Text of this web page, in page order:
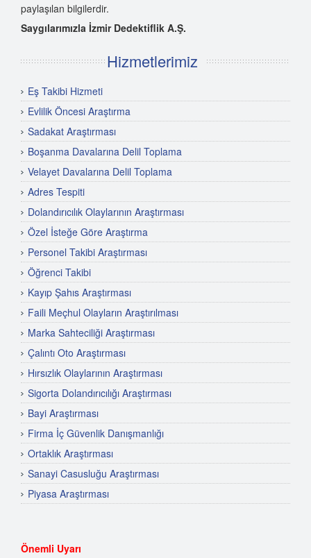
paylaşılan bilgilerdir.
Saygılarımızla İzmir Dedektiflik A.Ş.
Hizmetlerimiz
Eş Takibi Hizmeti
Evlilik Öncesi Araştırma
Sadakat Araştırması
Boşanma Davalarına Delil Toplama
Velayet Davalarına Delil Toplama
Adres Tespiti
Dolandırıcılık Olaylarının Araştırması
Özel İsteğe Göre Araştırma
Personel Takibi Araştırması
Öğrenci Takibi
Kayıp Şahıs Araştırması
Faili Meçhul Olayların Araştırılması
Marka Sahteciliği Araştırması
Çalıntı Oto Araştırması
Hırsızlık Olaylarının Araştırması
Sigorta Dolandırıcılığı Araştırması
Bayi Araştırması
Firma İç Güvenlik Danışmanlığı
Ortaklık Araştırması
Sanayi Casusluğu Araştırması
Piyasa Araştırması
Önemli Uyarı